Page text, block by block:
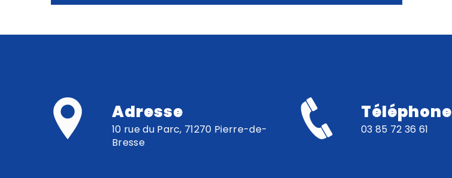
Adresse
10 rue du Parc, 71270 Pierre-de-
Bresse
Téléphone
03 85 72 36 61